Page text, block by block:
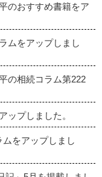
のおすすめ書籍をア
ムをアップしまし
の相続コラム第222
プしました。
をアップしまし